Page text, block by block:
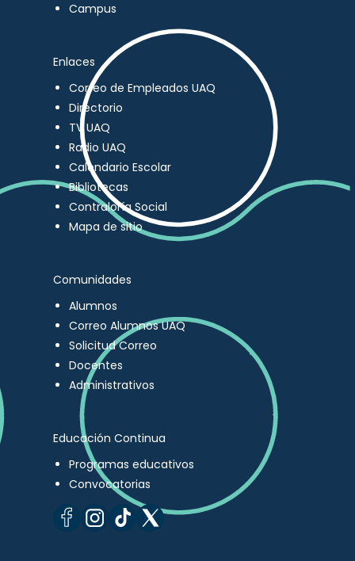
Campus
Enlaces
Correo de Empleados UAQ
Directorio
TV UAQ
Radio UAQ
Calendario Escolar
Bibliotecas
Contraloría Social
Mapa de sitio
Comunidades
Alumnos
Correo Alumnos UAQ
Solicitud Correo
Docentes
Administrativos
Educación Continua
Programas educativos
Convocatorias